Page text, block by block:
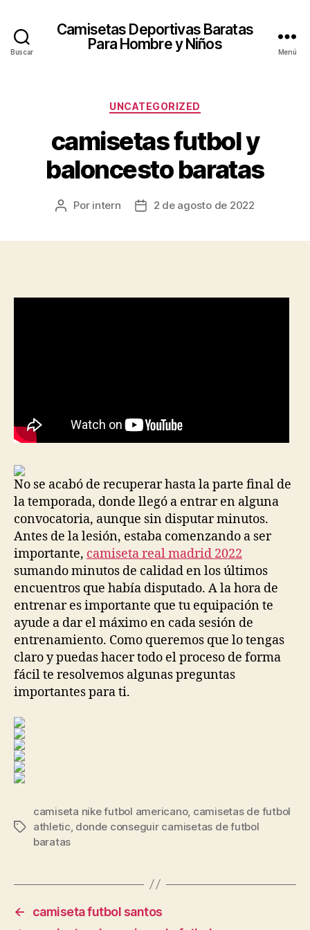
Buscar
Camisetas Deportivas Baratas
Para Hombre y Niños
Menú
Categorías
UNCATEGORIZED
camisetas futbol y
baloncesto baratas
Autor
Por intern
Fecha2 de agosto de 2022
No se acabó de recuperar hasta la parte final de
la temporada, donde llegó a entrar en alguna
convocatoria, aunque sin disputar minutos.
Antes de la lesión, estaba comenzando a ser
importante, camiseta real madrid 2022
sumando minutos de calidad en los últimos
encuentros que había disputado. A la hora de
entrenar es importante que tu equipación te
ayude a dar el máximo en cada sesión de
entrenamiento. Como queremos que lo tengas
claro y puedas hacer todo el proceso de forma
fácil te resolvemos algunas preguntas
importantes para ti.
Etiquetas
camiseta nike futbol americano, camisetas de futbol
athletic donde conseguir camisetas de futbol
baratas
←
camiseta futbol santos